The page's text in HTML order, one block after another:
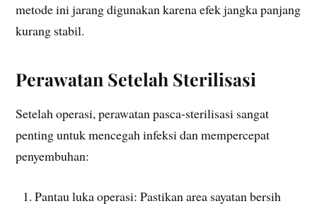
metode ini jarang digunakan karena efek jangka panjang
kurang stabil.
Perawatan Setelah Sterilisasi
Setelah operasi, perawatan pasca-sterilisasi sangat
penting untuk mencegah infeksi dan mempercepat
penyembuhan:
Pantau luka operasi: Pastikan area sayatan bersih